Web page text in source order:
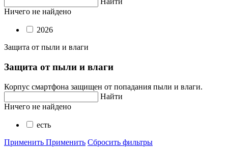
Ничего не найдено
2026
Защита от пыли и влаги
Защита от пыли и влаги
Корпус смартфона защищен от попадания пыли и влаги.
Найти
Ничего не найдено
есть
Применить Применить Сбросить фильтры